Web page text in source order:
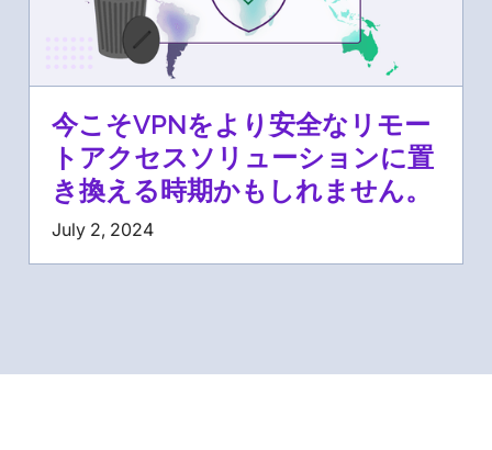
今こそVPNをより安全なリモー
トアクセスソリューションに置
き換える時期かもしれません。
July 2, 2024